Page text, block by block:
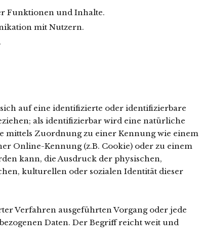
Funktionen und Inhalte.
mit Nutzern.
auf eine identifizierte oder identifizierbare
als identifizierbar wird eine natürliche
mittels Zuordnung zu einer Kennung wie einem
Online-Kennung (z.B. Cookie) oder zu einem
kann, die Ausdruck der physischen,
kulturellen oder sozialen Identität dieser
Verfahren ausgeführten Vorgang oder jede
Daten. Der Begriff reicht weit und